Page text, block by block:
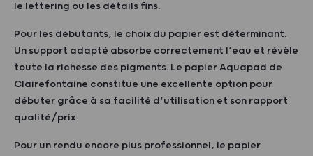
le lettering ou les détails fins.
Pour les débutants, le choix du papier est déterminant.
Un support adapté absorbe correctement l’eau et révèle
toute la richesse des pigments. Le papier Aquapad de
Clairefontaine constitue une excellente option pour
débuter grâce à sa facilité d’utilisation et son rapport
qualité/prix
Pour un rendu encore plus professionnel, le papier